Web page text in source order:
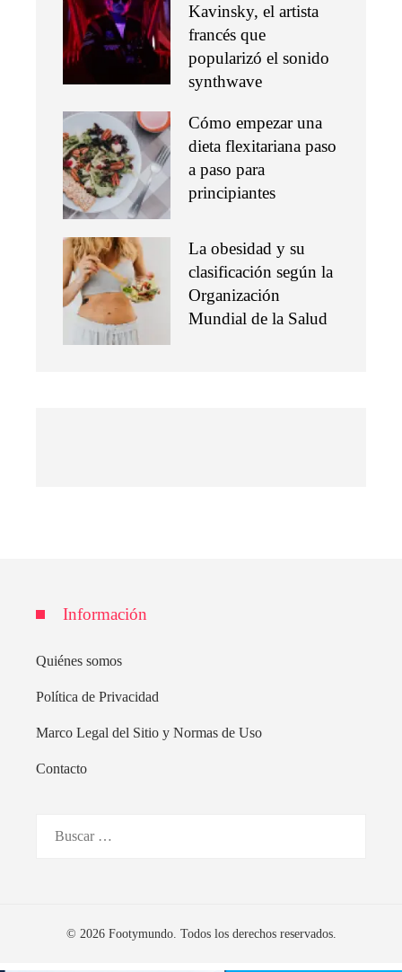
Kavinsky, el artista
francés que
popularizó el sonido
synthwave
Cómo empezar una
dieta flexitariana paso
a paso para
principiantes
La obesidad y su
clasificación según la
Organización
Mundial de la Salud
Información
Quiénes somos
Política de Privacidad
Marco Legal del Sitio y Normas de Uso
Contacto
© 2026 Footymundo. Todos los derechos reservados.